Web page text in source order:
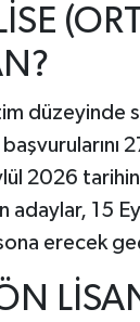
düzeyinde
2026
adaylar, 15
erecek